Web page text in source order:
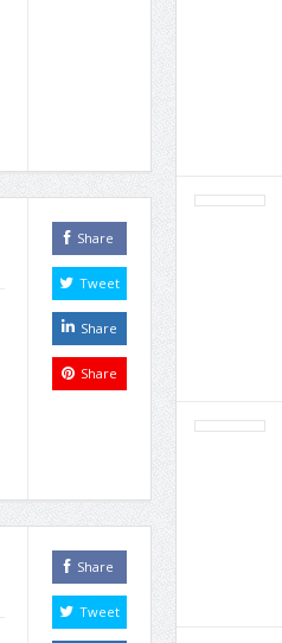
Share
Tweet
Share
Share
Share
Tweet